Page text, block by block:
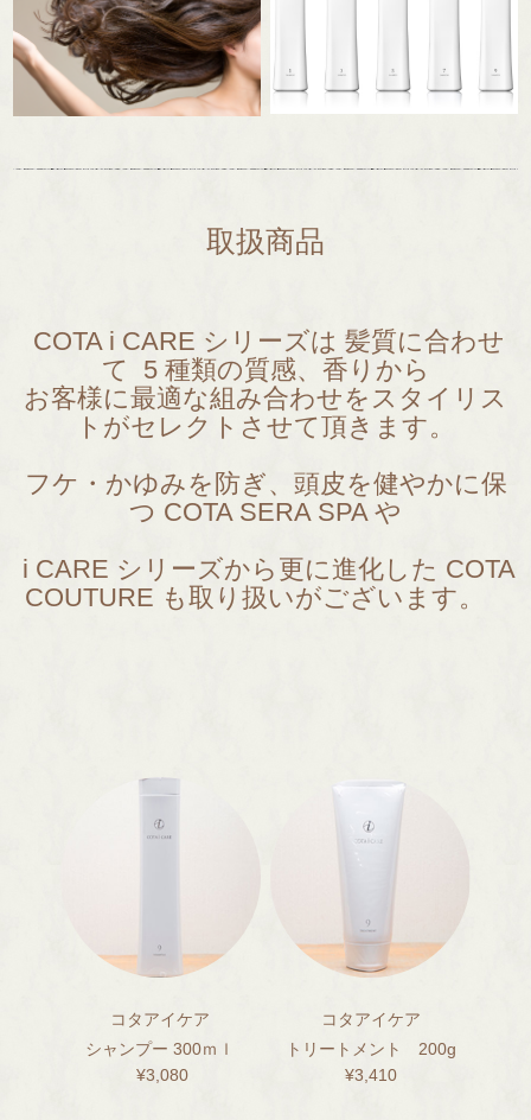
取扱商品
COTA i CARE シリーズは 髪質に合わせ
て 5 種類の質感、香りから
お客様に最適な組み合わせをスタイリス
トがセレクトさせて頂きます。
フケ・かゆみを防ぎ、頭皮を健やかに保
つ COTA SERA SPA や
i CARE シリーズから更に進化した COTA
COUTURE も取り扱いがございます。
コタアイケア
シャンプー 300ｍｌ
¥3,080
コタアイケア
トリートメント 200g
¥3,410